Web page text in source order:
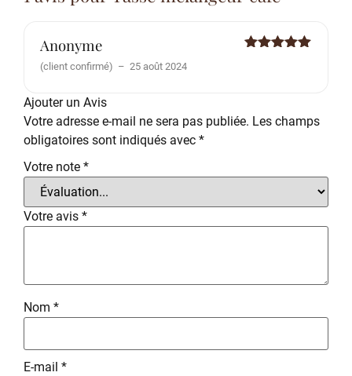
Anonyme
(client confirmé) – 25 août 2024
Ajouter un Avis
Votre adresse e-mail ne sera pas publiée. Les champs
obligatoires sont indiqués avec *
Votre note *
Votre avis *
Nom *
E-mail *